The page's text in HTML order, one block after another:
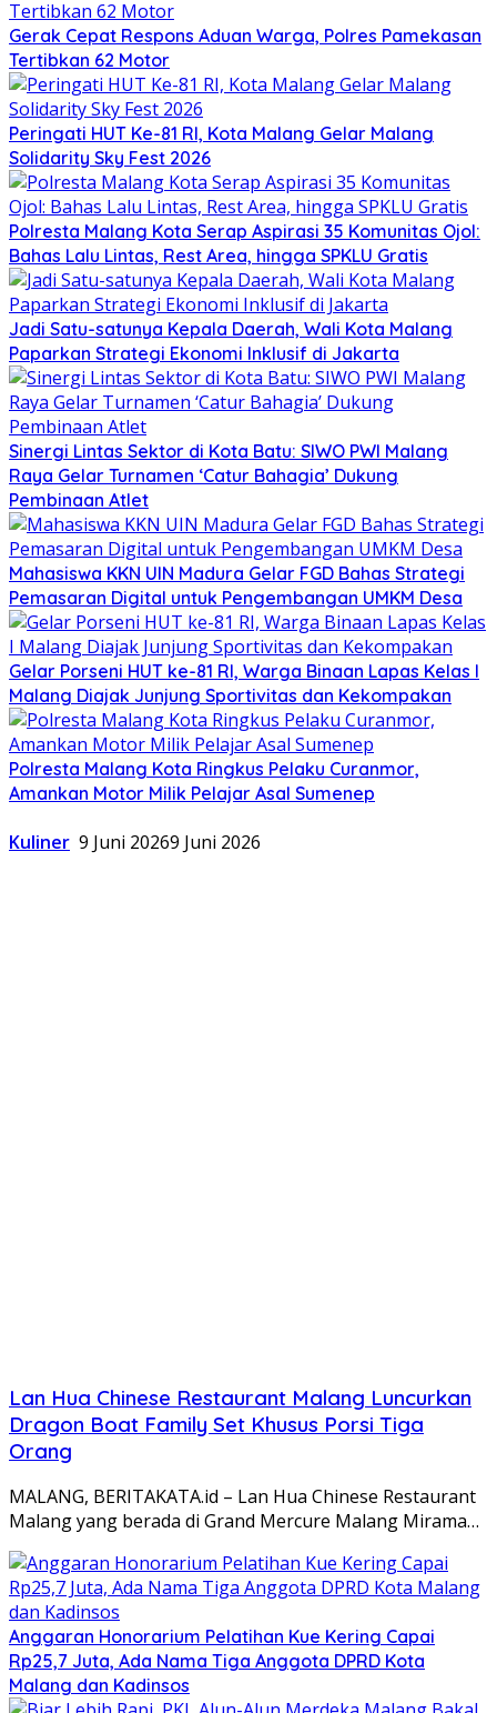
Gerak Cepat Respons Aduan Warga, Polres Pamekasan
Tertibkan 62 Motor
Peringati HUT Ke-81 RI, Kota Malang Gelar Malang
Solidarity Sky Fest 2026
Polresta Malang Kota Serap Aspirasi 35 Komunitas Ojol:
Bahas Lalu Lintas, Rest Area, hingga SPKLU Gratis
Jadi Satu-satunya Kepala Daerah, Wali Kota Malang
Paparkan Strategi Ekonomi Inklusif di Jakarta
Sinergi Lintas Sektor di Kota Batu: SIWO PWI Malang
Raya Gelar Turnamen ‘Catur Bahagia’ Dukung
Pembinaan Atlet
Mahasiswa KKN UIN Madura Gelar FGD Bahas Strategi
Pemasaran Digital untuk Pengembangan UMKM Desa
Gelar Porseni HUT ke-81 RI, Warga Binaan Lapas Kelas I
Malang Diajak Junjung Sportivitas dan Kekompakan
Polresta Malang Kota Ringkus Pelaku Curanmor,
Amankan Motor Milik Pelajar Asal Sumenep
Kuliner 9 Juni 20269 Juni 2026
Lan Hua Chinese Restaurant Malang Luncurkan
Dragon Boat Family Set Khusus Porsi Tiga
Orang
MALANG, BERITAKATA.id – Lan Hua Chinese Restaurant
Malang yang berada di Grand Mercure Malang Mirama…
Anggaran Honorarium Pelatihan Kue Kering Capai
Rp25,7 Juta, Ada Nama Tiga Anggota DPRD Kota
Malang dan Kadinsos